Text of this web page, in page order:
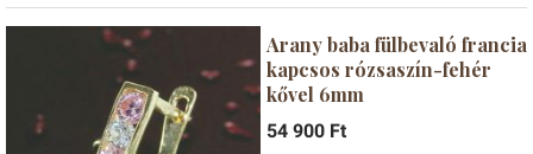
Arany baba fülbevaló francia
kapcsos rózsaszín-fehér
kővel 6mm
54 900 Ft